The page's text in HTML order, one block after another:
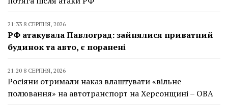
21:33 8 СЕРПНЯ, 2026
РФ атакувала Павлоград: зайнялися приватний
будинок та авто, є поранені
21:20 8 СЕРПНЯ, 2026
Росіяни отримали наказ влаштувати «вільне
полювання» на автотранспорт на Херсонщині – ОВА